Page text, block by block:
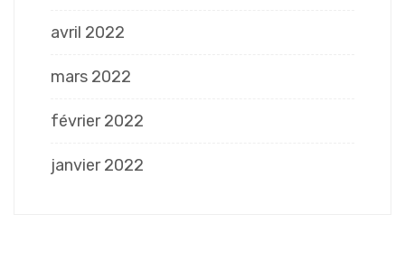
avril 2022
mars 2022
février 2022
janvier 2022